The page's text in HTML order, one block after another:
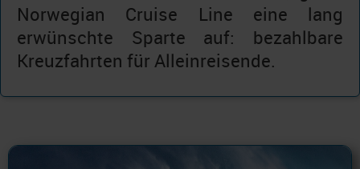
Norwegian Cruise Line eine lang
erwünschte Sparte auf: bezahlbare
Kreuzfahrten für Alleinreisende.